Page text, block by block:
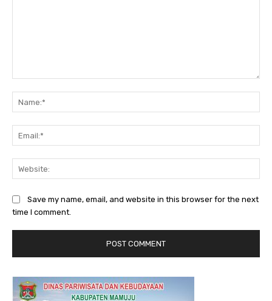
Save my name, email, and website in this browser for the next
time I comment.